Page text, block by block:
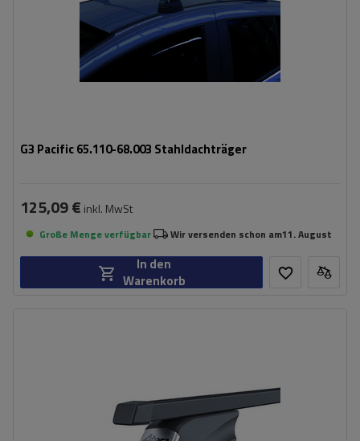
G3 Pacific 65.110-68.003 Stahldachträger
125,09 € inkl. MwSt
Große Menge verfügbar Wir versenden schon am11. August
In den
Warenkorb